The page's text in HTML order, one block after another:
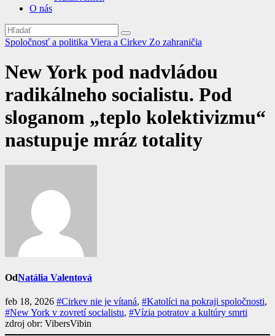
O nás
Spoločnosť a politika Viera a Cirkev Zo zahraničia
New York pod nadvládou
radikálneho socialistu. Pod
sloganom „teplo kolektivizmu“
nastupuje mráz totality
OdNatália Valentová
feb 18, 2026 #Cirkev nie je vítaná, #Katolíci na pokraji spoločnosti,
#New York v zovretí socialistu, #Vízia potratov a kultúry smrti
zdroj obr: VibersVibin